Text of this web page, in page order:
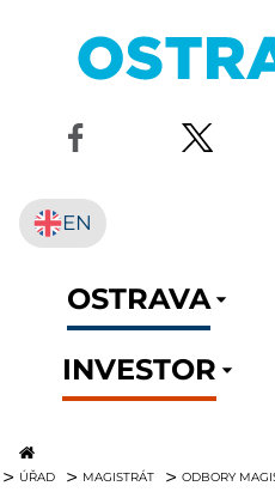
EN
OSTRAVA
INVESTOR
ÚŘAD MAGISTRÁT ODBORY